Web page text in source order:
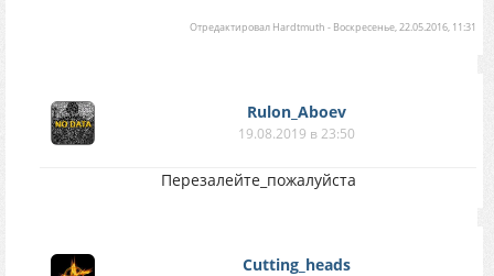
Отредактировал Hardtmuth - Воскресенье, 22.05.2016, 11:31
Rulon_Aboev
19.08.2019 в 23:50
Перезалейте_пожалуйста
Cutting_heads